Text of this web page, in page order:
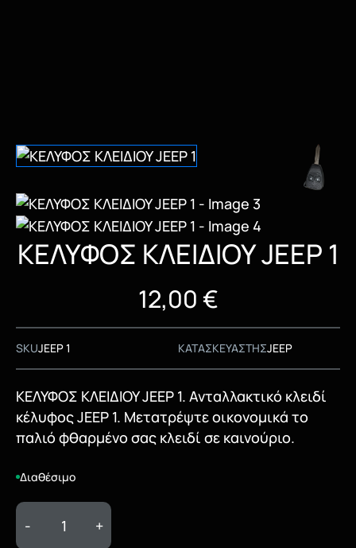
ΚΕΛΥΦΟΣ ΚΛΕΙΔΙΟΥ JEEP 1
12,00 €
SKUJEEP 1 ΚΑΤΑΣΚΕΥΑΣΤΗΣJEEP
ΚΕΛΥΦΟΣ ΚΛΕΙΔΙΟΥ JEEP 1. Ανταλλακτικό κλειδί
κέλυφος JEEP 1. Μετατρέψτε οικονομικά το
παλιό φθαρμένο σας κλειδί σε καινούριο.
Διαθέσιμο
- +